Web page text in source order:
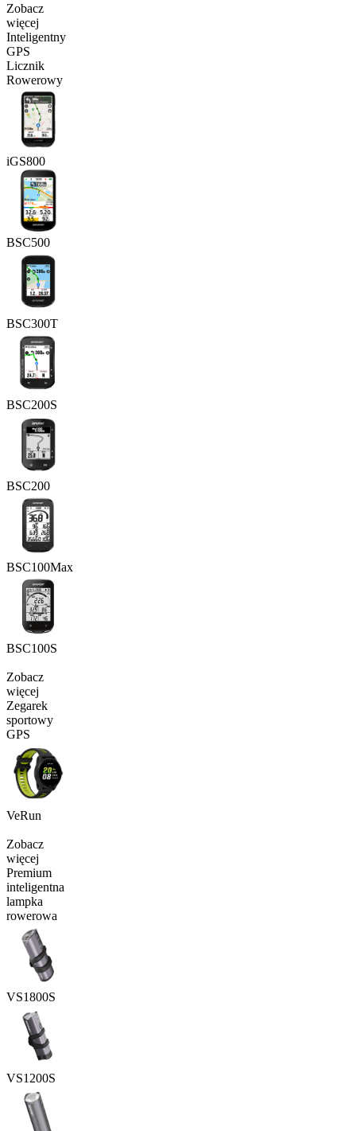
Zobacz
więcej
Inteligentny
GPS
Licznik
Rowerowy
iGS800
BSC500
BSC300T
BSC200S
BSC200
BSC100Max
BSC100S
Zobacz
więcej
Zegarek
sportowy
GPS
VeRun
Zobacz
więcej
Premium
inteligentna
lampka
rowerowa
VS1800S
VS1200S